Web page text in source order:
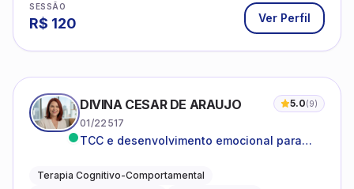
SESSÃO
R$ 120 Ver Perfil
DIVINA CESAR DE ARAUJO 5.0(9)
01/22517
TCC e desenvolvimento emocional para
Terapia Cognitivo-Comportamental